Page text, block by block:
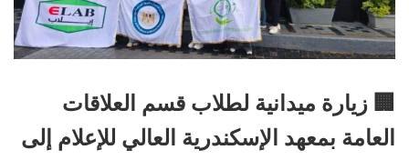
🏢 زيارة ميدانية لطلاب قسم العلاقات
العامة بمعهد الإسكندرية العالي للإعلام إلى